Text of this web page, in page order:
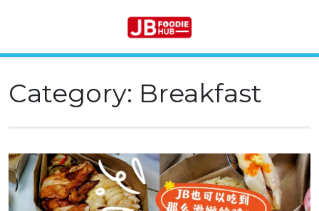
Skip
toCategory: Breakfast